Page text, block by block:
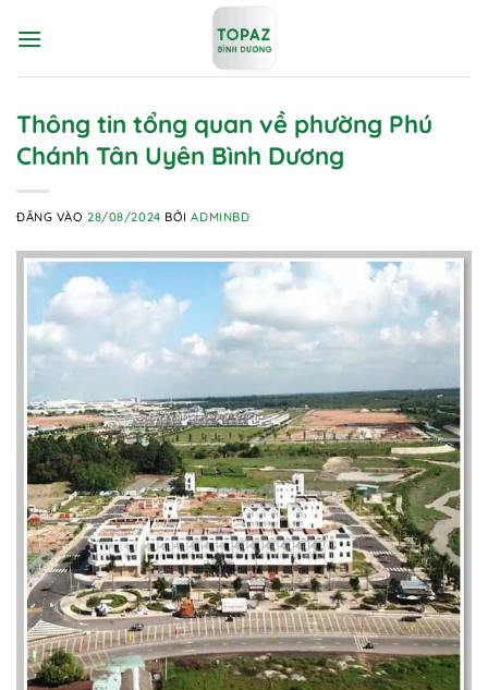
qua
Thông tin tổng quan về phường Phú
Chánh Tân Uyên Bình Dương
ĐĂNG VÀO28/08/2024 BỞIADMINBD